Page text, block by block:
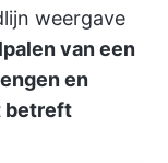
weergave
van een
en
betreft